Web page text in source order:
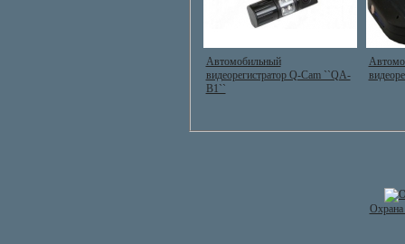
Автомобильный
видеорегистратор Q-Cam ``QA-
B1``